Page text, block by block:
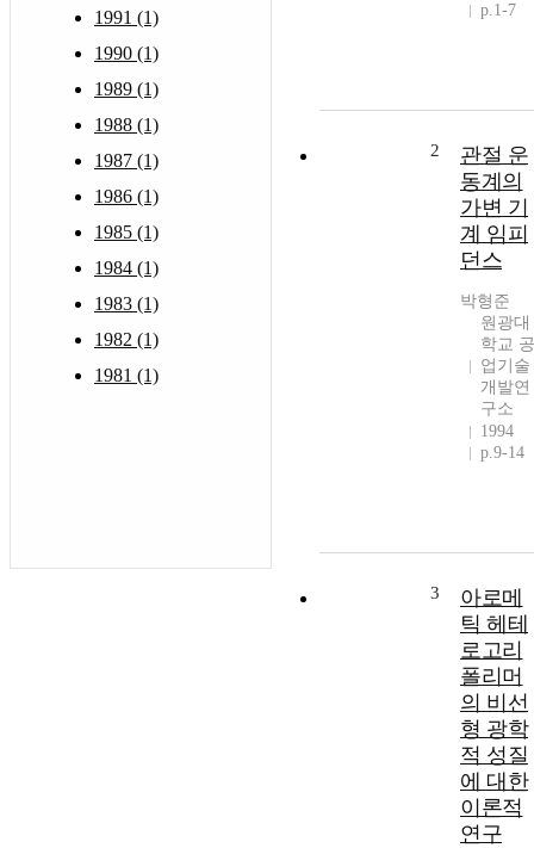
1991 (1)
1990 (1)
1989 (1)
1988 (1)
1987 (1)
1986 (1)
1985 (1)
1984 (1)
1983 (1)
1982 (1)
1981 (1)
p.1-7
2
관절 운
동계의
가변 기
계 임피
던스
박형준
원광대
학교 공
업기술
개발연
구소
1994
p.9-14
3
아로메
틱 헤테
로고리
폴리머
의 비선
형 광학
적 성질
에 대한
이론적
연구